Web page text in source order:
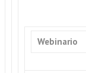
Webinario